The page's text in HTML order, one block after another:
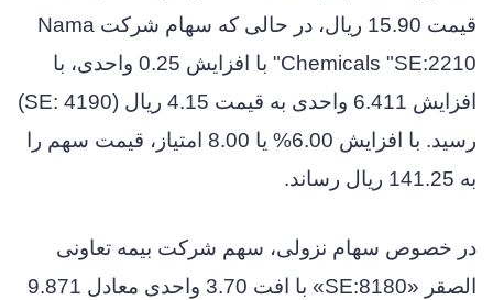
قیمت 15.90 ریال، در حالی که سهام شرکت Nama
Chemicals "SE:2210" با افزایش 0.25 واحدی، با
افزایش 6.411 واحدی به قیمت 4.15 ریال (SE: 4190)
رسید. با افزایش 6.00% یا 8.00 امتیاز، قیمت سهم را
به 141.25 ریال رساند.
در خصوص سهام نزولی، سهم شرکت بیمه تعاونی
الصقر «SE:8180» با افت 3.70 واحدی معادل 9.871